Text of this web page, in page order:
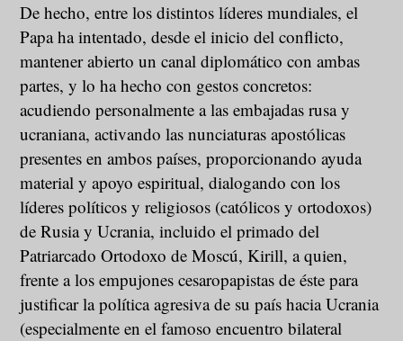
De hecho, entre los distintos líderes mundiales, el
Papa ha intentado, desde el inicio del conflicto,
mantener abierto un canal diplomático con ambas
partes, y lo ha hecho con gestos concretos:
acudiendo personalmente a las embajadas rusa y
ucraniana, activando las nunciaturas apostólicas
presentes en ambos países, proporcionando ayuda
material y apoyo espiritual, dialogando con los
líderes políticos y religiosos (católicos y ortodoxos)
de Rusia y Ucrania, incluido el primado del
Patriarcado Ortodoxo de Moscú, Kirill, a quien,
frente a los empujones cesaropapistas de éste para
justificar la política agresiva de su país hacia Ucrania
(especialmente en el famoso encuentro bilateral